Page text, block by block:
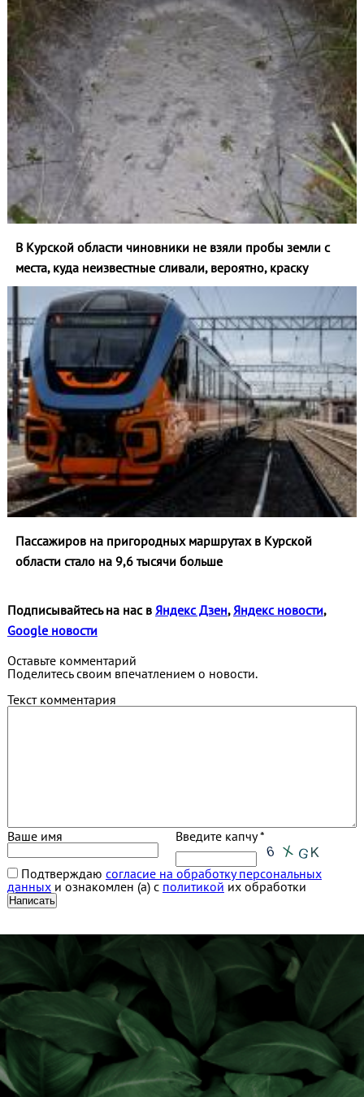
В Курской области чиновники не взяли пробы земли с
места, куда неизвестные сливали, вероятно, краску
Пассажиров на пригородных маршрутах в Курской
области стало на 9,6 тысячи больше
Подписывайтесь на нас в Яндекс Дзен, Яндекс новости,
Google новости
Оставьте комментарий
Поделитесь своим впечатлением о новости.
Текст комментария
Ваше имя Введите капчу *
Подтверждаю согласие на обработку персональных
данныхи ознакомлен (а) с политикой их обработки